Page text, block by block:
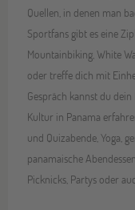
Quellen, in denen man
Sportfans gibt es eine
Mountainbiking, White
oder treffe dich mit
Gespräch kannst du
Kultur in Panama
und Quizabende, Yoga,
panamaische
Picknicks, Partys oder